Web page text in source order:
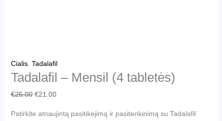
Cialis, Tadalafil
Tadalafil – Mensil (4 tabletės)
€25.00 €21.00
Patirkite atnaujintą pasitikėjimą ir pasitenkinimą su Tadalafil